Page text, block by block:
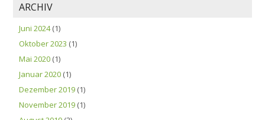
ARCHIV
Juni 2024(1)
Oktober 2023 (1)
Mai 2020 (1)
Januar 2020 (1)
Dezember 2019 (1)
November 2019 (1)